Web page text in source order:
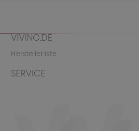
VIVINO.DE
Herstellerliste
SERVICE